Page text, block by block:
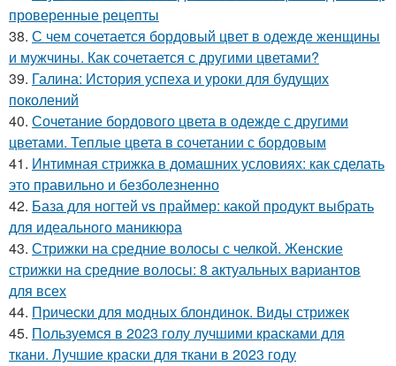
проверенные рецепты
38. С чем сочетается бордовый цвет в одежде женщины
и мужчины. Как сочетается с другими цветами?
39. Галина: История успеха и уроки для будущих
поколений
40. Сочетание бордового цвета в одежде с другими
цветами. Теплые цвета в сочетании с бордовым
41. Интимная стрижка в домашних условиях: как сделать
это правильно и безболезненно
42. База для ногтей vs праймер: какой продукт выбрать
для идеального маникюра
43. Стрижки на средние волосы с челкой. Женские
стрижки на средние волосы: 8 актуальных вариантов
для всех
44. Прически для модных блондинок. Виды стрижек
45. Пользуемся в 2023 голу лучшими красками для
ткани. Лучшие краски для ткани в 2023 году